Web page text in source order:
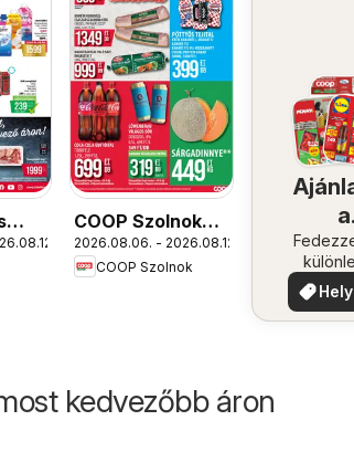
COOP Szolnok
akciós újság
2026.08.06. - 2026.08.12.
COOP Szolnok
a
kedvezőbb áron